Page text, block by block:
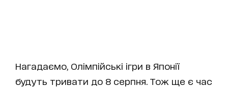
Нагадаємо, Олімпійські ігри в Японії
будуть тривати до 8 серпня. Тож ще є час